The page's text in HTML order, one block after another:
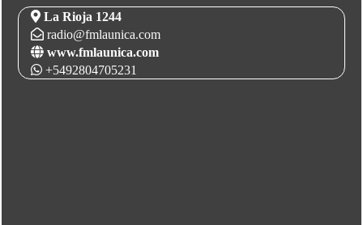
La Rioja 1244
radio@fmlaunica.com
www.fmlaunica.com
+5492804705231